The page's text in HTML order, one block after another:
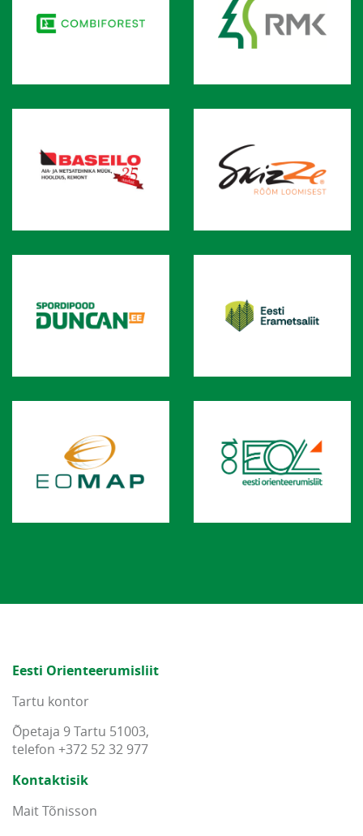
Eesti Orienteerumisliit
Tartu kontor
Õpetaja 9 Tartu 51003,
telefon +372 52 32 977
Kontaktisik
Mait Tõnisson